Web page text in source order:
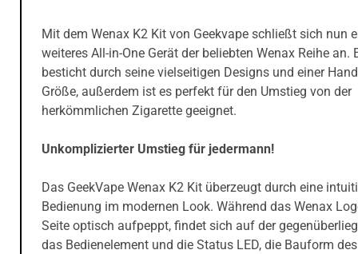
Mit dem Wenax K2 Kit von Geekvape schließt sich nun
weiteres All-in-One Gerät der beliebten Wenax Reihe an.
besticht durch seine vielseitigen Designs und einer
Größe, außerdem ist es perfekt für den Umstieg von der
herkömmlichen Zigarette geeignet.
Unkomplizierter Umstieg für jedermann!
Das GeekVape Wenax K2 Kit überzeugt durch eine
Bedienung im modernen Look. Während das Wenax
Seite optisch aufpeppt, findet sich auf der
das Bedienelement und die Status LED, die Bauform